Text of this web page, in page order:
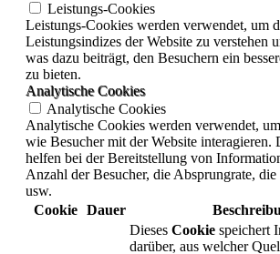
Leistungs-Cookies
Leistungs-Cookies werden verwendet, um
Leistungsindizes der Website zu verstehen
was dazu beiträgt, den Besuchern ein
zu bieten.
Analytische Cookies
Analytische Cookies
Analytische Cookies werden verwendet,
wie Besucher mit der Website interagieren.
helfen bei der Bereitstellung von
Anzahl der Besucher, die Absprungrate,
usw.
Cookie Dauer
Dieses Cookie speichert
darüber, aus welcher